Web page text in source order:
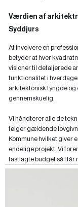
Værdien af
Syddjurs
At involvere en
betyder at hver
visioner til detaljerede
funktionalitet i
arkitektonisk tyngde og
gennemskuelig.
Vi håndterer alle de
følger gældende
Kommune hvilket giver
endelige projekt. Vi
fastlagte budget så I får